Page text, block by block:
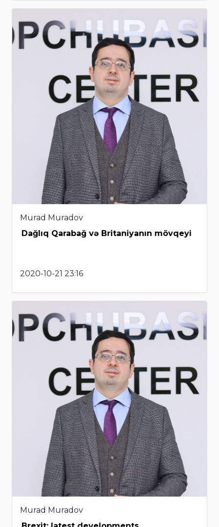
Murad Muradov
Dağlıq Qarabağ və Britaniyanın mövqeyi
2020-10-21 23:16
Murad Muradov